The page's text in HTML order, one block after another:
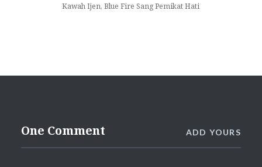
Kawah Ijen, Blue Fire Sang Pemikat Hati
One Comment ADD YOURS